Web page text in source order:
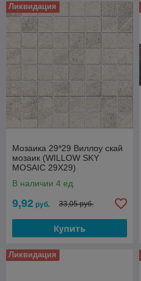
Ликвидация
Мозаика 29*29 Виллоу скай
мозаик (WILLOW SKY
MOSAIC 29X29)
В наличии 4 ед.
9,92 руб. 33,05 руб.
Купить
Ликвидация